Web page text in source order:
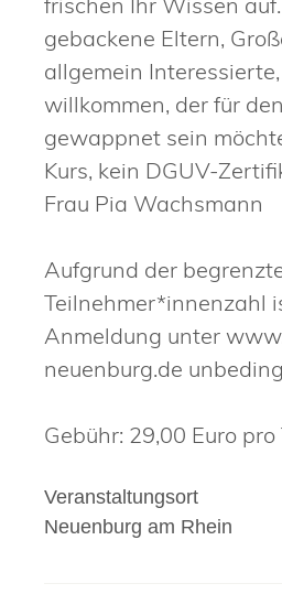
gebackene Eltern,
allgemein
willkommen, der für
gewappnet sein
Kurs, kein DGUV-
Frau Pia Wachsmann
Aufgrund der
Teilnehmer*innenzahl
Anmeldung unter
neuenburg.de
Gebühr: 29,00 Euro
Veranstaltungsort
Neuenburg am Rhein